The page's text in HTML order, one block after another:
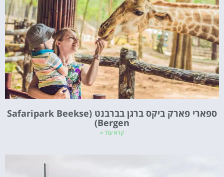
ספארי פארק ביקס ברגן בברבנט (Safaripark Beekse
Bergen)
קרא עוד »